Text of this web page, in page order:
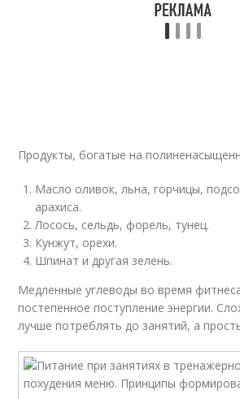
Продукты, богатые на
Масло оливок, льна, горчицы,
арахиса.
Лосось, сельдь, форель, тунец.
Кунжут, орехи.
Шпинат и другая зелень.
Медленные углеводы во время
постепенное поступление энергии.
лучше потреблять до занятий, а